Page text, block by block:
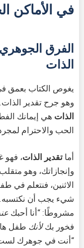
في الأماكن
الفرق
الذات
يغوص الكتاب بعمق في
وهو جرح تقدير
الذات هي إيمانك
الحب والاحترام
أما تقدير الذات، فهو
وإنجازاتك، وهو
الاثنين، فنتعلم في
شيء يجب أن نكتسبه.
مشروطًا: “أنا أحبك
فخور بكلأنك طفل
“أنت في جوهرك لست